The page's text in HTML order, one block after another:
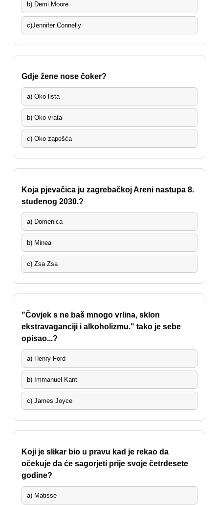
b) Demi Moore
c)Jennifer Connelly
Gdje žene nose čoker?
a) Oko lista
b) Oko vrata
c) Oko zapešća
Koja pjevačica ju zagrebačkoj Areni nastupa 8.
studenog 2030.?
a) Domenica
b) Minea
c) Zsa Zsa
"Čovjek s ne baš mnogo vrlina, sklon
ekstravaganciji i alkoholizmu." tako je sebe
opisao...?
a) Henry Ford
b) Immanuel Kant
c) James Joyce
Koji je slikar bio u pravu kad je rekao da
očekuje da će sagorjeti prije svoje četrdesete
godine?
a) Matisse